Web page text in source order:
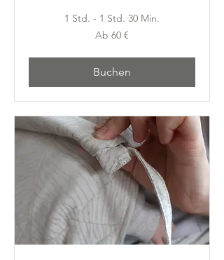
1 Std. - 1 Std. 30 Min.
Ab 60 €
Buchen